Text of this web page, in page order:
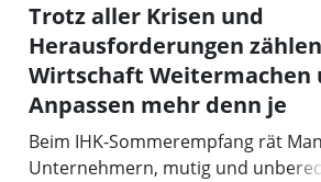
Trotz aller Krisen und
Herausforderungen
Wirtschaft Weitermachen
Anpassen mehr denn je
Beim IHK-Sommerempfang rät
Unternehmern, mutig und